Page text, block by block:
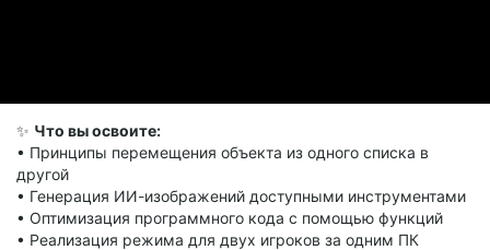
✨ Что вы освоите:
• Принципы перемещения объекта из одного списка в
другой
• Генерация ИИ-изображений доступными инструментами
• Оптимизация программного кода с помощью функций
• Реализация режима для двух игроков за одним ПК